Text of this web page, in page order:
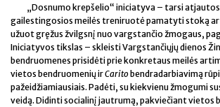
„Dosnumo krepšelio“ iniciatyva – tarsi
gailestingosios meilės treniruotė pamatyti stoką
užuot gręžus žvilgsnį nuo vargstančio žmogaus,
Iniciatyvos tikslas – skleisti Vargstančiųjų dienos
bendruomenes prisidėti prie konkretaus meilės
vietos bendruomenių irCaritobendradarbiavimą
pažeidžiamiausiais. Padėti, su kiekvienu žmogumi
veidą. Didinti socialinį jautrumą, pakviečiant vietos